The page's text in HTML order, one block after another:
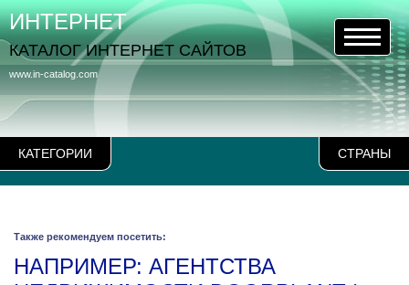
КАТЕГОРИИ СТРАНЫ
www.in-catalog.com
ИНТЕРНЕТ
КАТАЛОГ ИНТЕРНЕТ САЙТОВ
Также рекомендуем посетить:
НАПРИМЕР: АГЕНТСТВА